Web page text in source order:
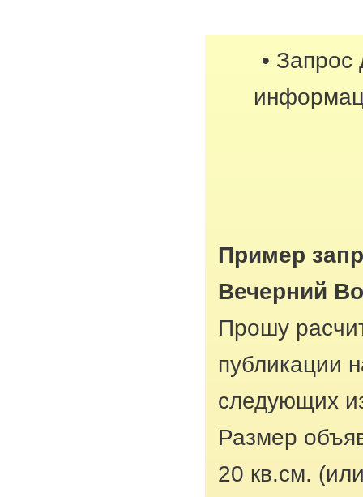
• Запрос
Пример
Вечерний
Прошу
публикации
следующих
Размер
20 кв.см.